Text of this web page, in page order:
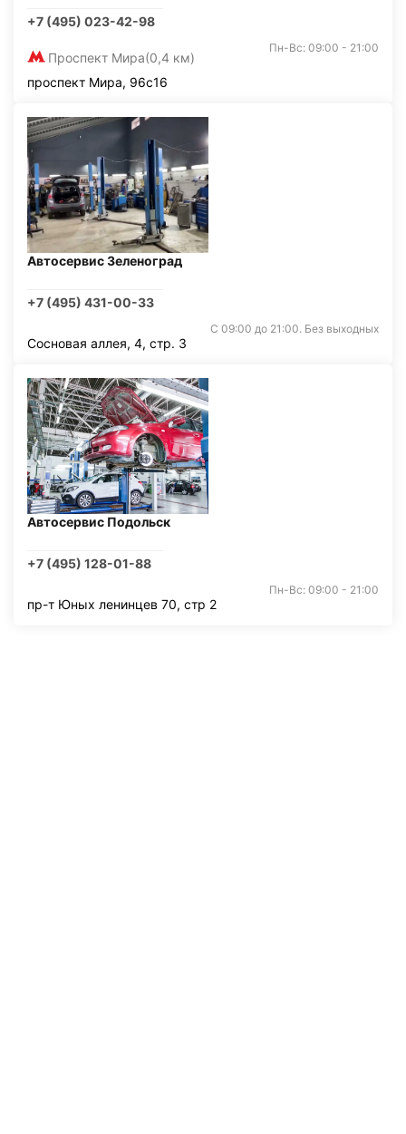
+7 (495) 023-42-98
Проспект Мира(0,4 км)
Пн-Вс: 09:00 - 21:00
проспект Мира, 96с16
Автосервис Зеленоград
+7 (495) 431-00-33
С 09:00 до 21:00. Без выходных
Сосновая аллея, 4, стр. 3
Автосервис Подольск
+7 (495) 128-01-88
Пн-Вс: 09:00 - 21:00
пр-т Юных ленинцев 70, стр 2